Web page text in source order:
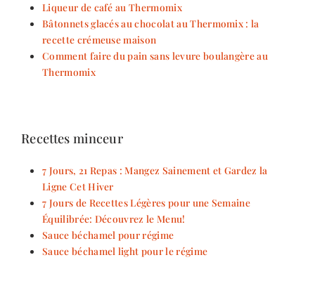
Liqueur de café au Thermomix
Bâtonnets glacés au chocolat au Thermomix : la
recette crémeuse maison
Comment faire du pain sans levure boulangère au
Thermomix
Recettes minceur
7 Jours, 21 Repas : Mangez Sainement et Gardez la
Ligne Cet Hiver
7 Jours de Recettes Légères pour une Semaine
Équilibrée: Découvrez le Menu!
Sauce béchamel pour régime
Sauce béchamel light pour le régime